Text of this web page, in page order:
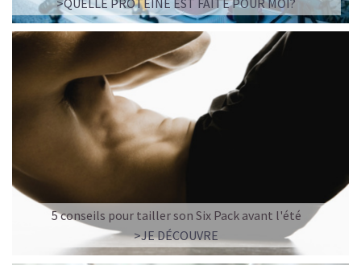
Résultat : un corps rassasié, une énergie durable, et zéro
fringale. Pour les gourmands qui veulent se faire plaisir
sans sacrifier leurs objectifs.
Découvrir le Café frappé au Caramel Protéiné
🍫 MOCHA GLACÉ PROTÉINÉ
>QUELLE PROTEINE EST FAITE POUR MOI?
5 conseils pour tailler son Six Pack avant l'été
>JE DÉCOUVRE